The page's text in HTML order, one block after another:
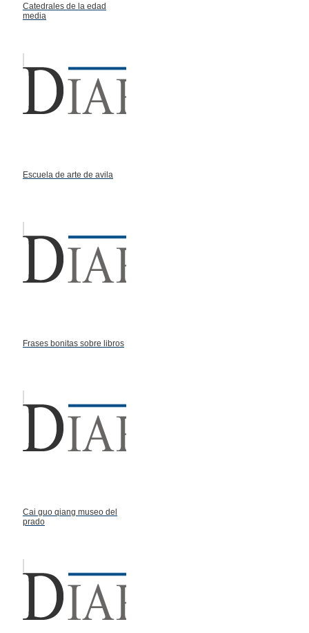
Catedrales de la edad
media
Escuela de arte de avila
Frases bonitas sobre libros
Cai guo qiang museo del
prado